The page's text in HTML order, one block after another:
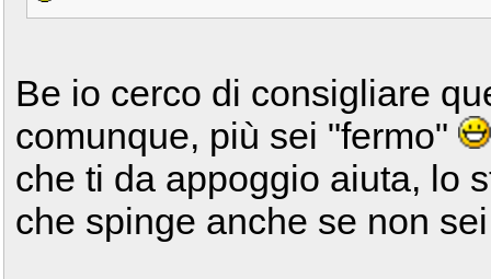
Be io cerco di consigliare
comunque, più sei "fermo"
che ti da appoggio aiuta, lo
che spinge anche se non